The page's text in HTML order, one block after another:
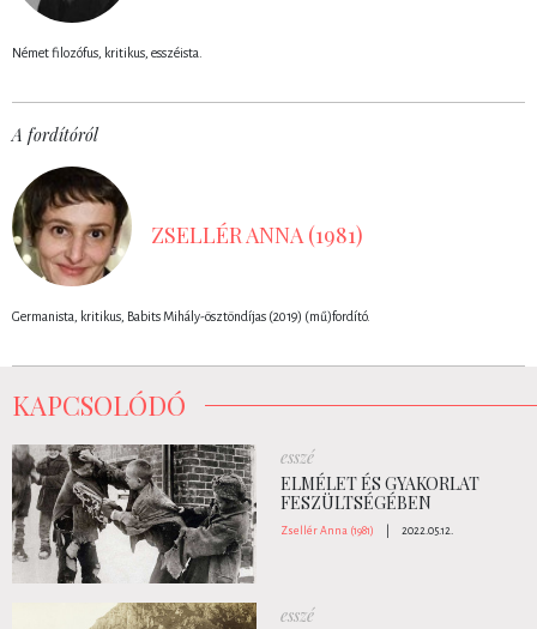
Német filozófus, kritikus, esszéista.
A fordítóról
ZSELLÉR ANNA (1981)
Germanista, kritikus, Babits Mihály-ösztöndíjas (2019) (mű)fordító.
KAPCSOLÓDÓ
esszé
ELMÉLET ÉS GYAKORLAT
FESZÜLTSÉGÉBEN
Zsellér Anna (1981) 2022.05.12.
esszé